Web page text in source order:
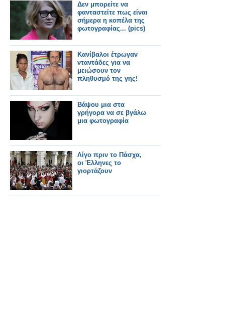
Δεν μπορείτε να
φανταστείτε πως είναι
σήμερα η κοπέλα της
φωτογραφίας... (pics)
Κανίβαλοι έτρωγαν
νταντάδες για να
μειώσουν τον
πληθυσμό της γης!
Βάψου μια στα
γρήγορα να σε βγάλω
μια φωτογραφία
Λίγο πριν το Πάσχα,
οι Έλληνες το
γιορτάζουν